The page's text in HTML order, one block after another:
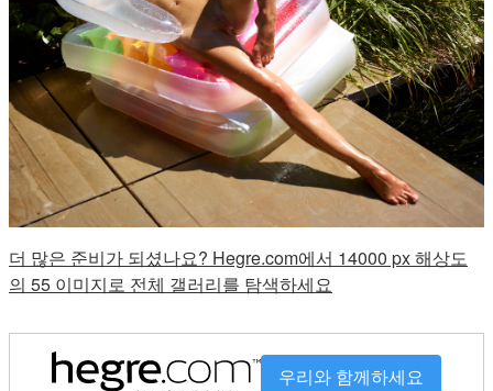
더 많은 준비가 되셨나요? Hegre.com에서 14000 px 해상도
의 55 이미지로 전체 갤러리를 탐색하세요
우리와 함께하세요